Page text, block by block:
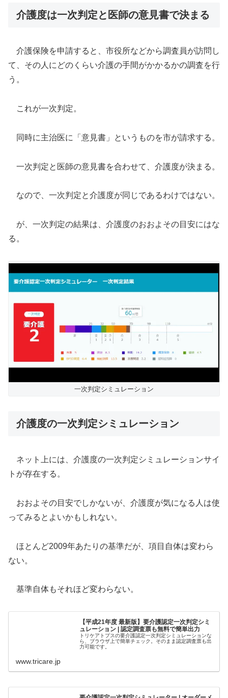
介護度は一次判定と医師の意見書で決まる
介護保険を申請すると、市役所などから調査員が訪問し
て、その人にどのくらい介護の手間がかかるかの調査を行
う。
これが一次判定。
同時に主治医に「意見書」というものを市が請求する。
一次判定と医師の意見書を合わせて、介護度が決まる。
なので、一次判定と介護度が同じであるわけではない。
が、一次判定の結果は、介護度のおおよその目安にはな
る。
一次判定シミュレーション
介護度の一次判定シミュレーション
ネット上には、介護度の一次判定シミュレーションサイ
トが存在する。
おおよその目安でしかないが、介護度が気になる人は使
ってみるとよいかもしれない。
ほとんど2009年あたりの基準だが、項目自体は変わら
ない。
基準自体もそれほど変わらない。
【平成21年度 最新版】要介護認定一次判定シミ
ュレーション | 認定調査票も無料で簡単出力
トリケアトプスの要介護認定一次判定シミュレーションな
ら、ブラウザ上で簡単チェック。そのまま認定調査票も出
力可能です。
www.tricare.jp